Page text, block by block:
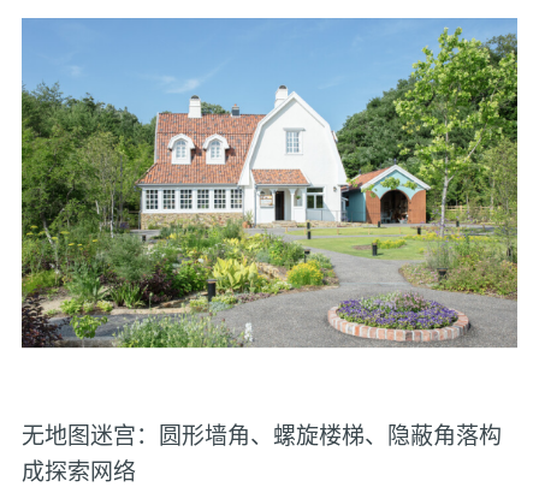
无地图迷宫：圆形墙角、螺旋楼梯、隐蔽角落构
成探索网络